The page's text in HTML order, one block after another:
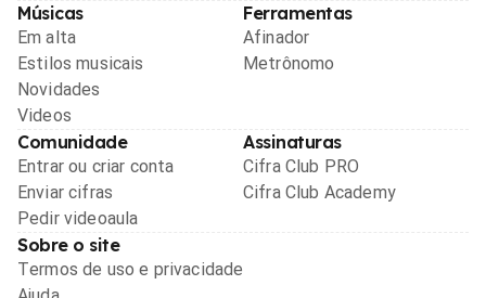
Músicas
Em alta
Estilos musicais
Novidades
Videos
Ferramentas
Afinador
Metrônomo
Comunidade
Entrar ou criar conta
Enviar cifras
Pedir videoaula
Assinaturas
Cifra Club PRO
Cifra Club Academy
Sobre o site
Termos de uso e privacidade